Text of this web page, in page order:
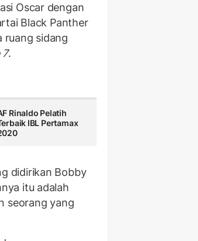
Oscar dengan
Black Panther
ruang sidang
7.
Rinaldo Pelatih
IBL Pertamax
didirikan Bobby
itu adalah
seorang yang